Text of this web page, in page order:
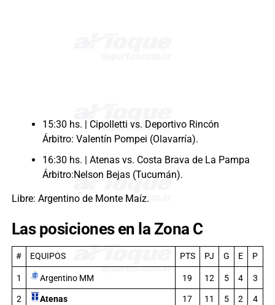
15:30 hs. | Cipolletti vs. Deportivo Rincón
Árbitro: Valentín Pompei (Olavarría).
16:30 hs. | Atenas vs. Costa Brava de La Pampa
Árbitro:Nelson Bejas (Tucumán).
Libre: Argentino de Monte Maíz.
Las posiciones en la Zona C
# EQUIPOS PTS PJ G E P
1 Argentino MM 19 12 5 4
3
2
Atenas 17 11 5 2
4